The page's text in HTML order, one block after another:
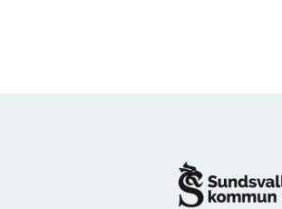
Organisationens
logotyp